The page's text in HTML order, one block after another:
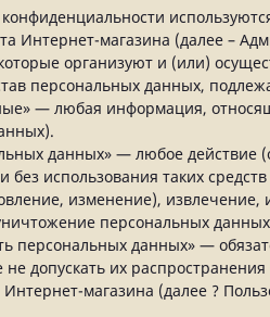
Интернет-магазина (далее –
организуют и (или)
персональных данных,
— любая информация,
данных» — любое действие
без использования таких
изменение), извлечение,
персональных
персональных данных» —
допускать их
Интернет-магазина (далее ?